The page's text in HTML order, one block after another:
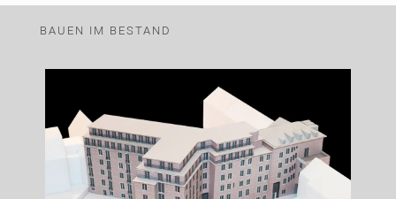
BAUEN IM BESTAND